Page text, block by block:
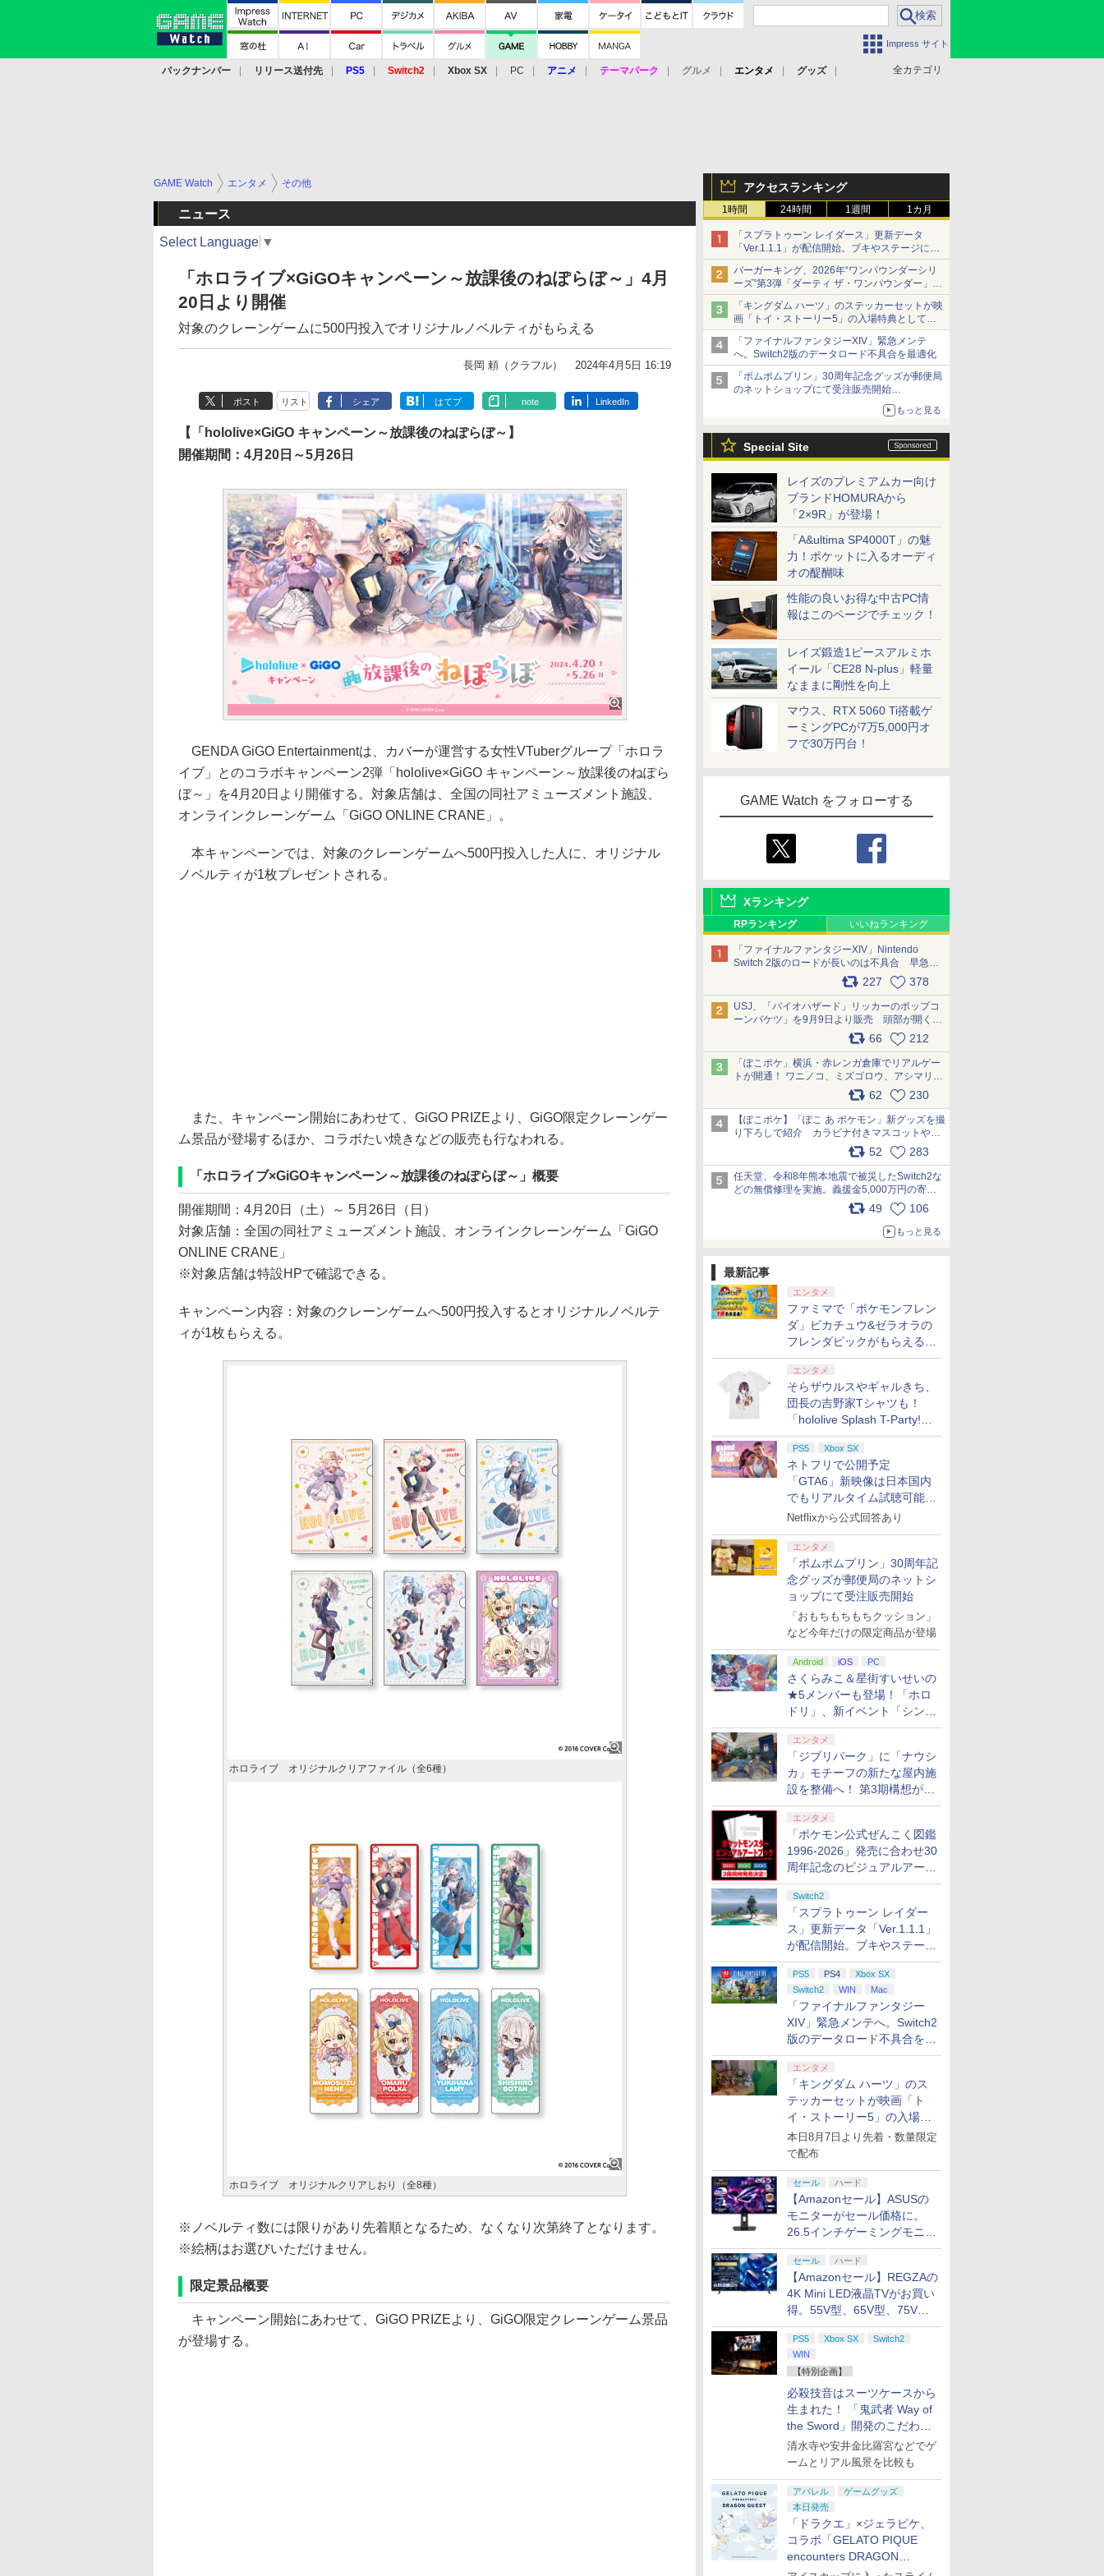
Impress サイト
全カテゴリ
バックナンバー リリース送付先 PS5 Switch2 Xbox SX PC アニメ テーマパーク グルメ エンタメ
グッズ
アクセスランキング
1時間 24時間 1週間 1カ月
「スプラトゥーン レイダース」更新データ
「Ver.1.1.1」が配信開始。ブキやステージに関
する不具合を修正
バーガーキング、2026年“ワンパウンダーシリ
ーズ”第3弾「ダーティ ザ・ワンパウンダー」を
8月7日発売
「特製ガーリックマヨソース」を使用した超大
型チーズバーガー
「キングダム ハーツ」のステッカーセットが映
画「トイ・ストーリー5」の入場特典として配
布決定！
本日8月7日より先着・数量限定で配布
「ファイナルファンタジーXIV」緊急メンテ
へ。Switch2版のデータロード不具合を最適化
「ポムポムプリン」30周年記念グッズが郵便局
のネットショップにて受注販売開始
「おもちもちもちクッション」など今年だけの
もっと見る
Special Site
レイズのプレミアムカー向け
ブランドHOMURAから
「2×9R」が登場！
「A&ultima SP4000T」の魅
力！ポケットに入るオーディ
オの醍醐味
性能の良いお得な中古PC情
報はこのページでチェック！
レイズ鍛造1ピースアルミホ
イール「CE28 N-plus」軽量
なままに剛性を向上
マウス、RTX 5060 Ti搭載ゲ
ーミングPCが7万5,000円オ
フで30万円台！
GAME Watch をフォローする
Xランキング
RPランキング いいねランキング
「ファイナルファンタジーXIV」Nintendo
Switch 2版のロードが長いのは不具合 早急に
アップデートできるよう対応中227 378
USJ、「バイオハザード」リッカーのポップコ
ーンバケツ」を9月9日より販売 頭部が開く仕
組み。味は恐怖を堪のう「味噌フレーバー」
66 212
「ぽこポケ」横浜・赤レンガ倉庫でリアルゲー
トが開通！ ワニノコ、ミズゴロウ、アシマリ登
場シーンをレポート pic.x.com/LDgEByVl6D
62 230
【ぽこポケ】「ぽこ あ ポケモン」新グッズを撮
り下ろしで紹介 カラビナ付きマスコットやス
52 283
任天堂、令和8年熊本地震で被災したSwitch2な
どの無償修理を実施。義援金5,000万円の寄付
も発表 pic.x.com/BAYsMfUfUC
49 106
もっと見る
最新記事
エンタメ
ファミマで「ポケモンフレン
ダ」ピカチュウ&ゼラオラの
フレンダピックがもらえるキ
ャンペーン開催！
エンタメ
そらザウルスやギャルきち、
団長の吉野家Tシャツも！
「hololive Splash T-Party!」
全Tシャツラインナップ公開
＆オンライン販売開始
PS5 Xbox SX
ネトフリで公開予定
「GTA6」新映像は日本国内
でもリアルタイム試聴可能。
しかも日本語字幕付き
Netflixから公式回答あり
エンタメ
「ポムポムプリン」30周年記
念グッズが郵便局のネットシ
ョップにて受注販売開始
「おもちもちもちクッション」
など今年だけの限定商品が登場
Android iOS PC
さくらみこ＆星街すいせいの
★5メンバーも登場！「ホロ
ドリ」、新イベント「シンク
ロする夏のスパークル」がス
タート
エンタメ
「ジブリパーク」に「ナウシ
カ」モチーフの新たな屋内施
設を整備へ！ 第3期構想が公
開
エンタメ
「ポケモン公式ぜんこく図鑑
1996-2026」発売に合わせ30
周年記念のビジュアルアート
ブック3冊同時発売が決定
Switch2
「スプラトゥーン レイダー
ス」更新データ「Ver.1.1.1」
が配信開始。ブキやステージ
に関する不具合を修正
PS5 PS4
Xbox SX
Switch2
WIN Mac
「ファイナルファンタジー
XIV」緊急メンテへ。Switch2
版のデータロード不具合を最
適化
エンタメ
「キングダム ハーツ」のス
テッカーセットが映画「ト
イ・ストーリー5」の入場特
典として配布決定！
本日8月7日より先着・数量限定
で配布
セール ハード
【Amazonセール】ASUSの
モニターがセール価格に。
26.5インチゲーミングモニタ
ー「ROG Strix OLED
XG27ACDMS」限定モデルも
お買い得
セール ハード
【Amazonセール】REGZAの
4K Mini LED液晶TVがお買い
得。55V型、65V型、75V型
の2026年モデルがラインナ
ップ
PS5 Xbox SX
Switch2
WIN
【特別企画】
必殺技音はスーツケースから
生まれた！ 「鬼武者 Way of
the Sword」開発のこだわり
を目撃！
清水寺や安井金比羅宮などでゲ
ームとリアル風景を比較も
アパレル
ゲームグッズ
本日発売
「ドラクエ」×ジェラピケ、
コラボ「GELATO PIQUE
encounters DRAGON
QUEST」第2弾が本日発売
GAME Watch エンタメ その他
ニュース
Select Language ▼
「ホロライブ×GiGOキャンペーン～放課後のねぽらぼ～」4月
20日より開催
対象のクレーンゲームに500円投入でオリジナルノベルティがもらえる
長岡 頼（クラフル） 2024年4月5日 16:19
ポスト リスト シェア はてブ note LinkedIn
【「hololive×GiGO キャンペーン～放課後のねぽらぼ～】
開催期間：4月20日～5月26日
GENDA GiGO Entertainmentは、カバーが運営する女性VTuberグループ「ホロラ
イブ」とのコラボキャンペーン2弾「hololive×GiGO キャンペーン～放課後のねぽら
ぼ～」を4月20日より開催する。対象店舗は、全国の同社アミューズメント施設、
オンラインクレーンゲーム「GiGO ONLINE CRANE」。
本キャンペーンでは、対象のクレーンゲームへ500円投入した人に、オリジナル
ノベルティが1枚プレゼントされる。
また、キャンペーン開始にあわせて、GiGO PRIZEより、GiGO限定クレーンゲー
ム景品が登場するほか、コラボたい焼きなどの販売も行なわれる。
「ホロライブ×GiGOキャンペーン～放課後のねぽらぼ～」概要
開催期間：4月20日（土）～ 5月26日（日）
対象店舗：全国の同社アミューズメント施設、オンラインクレーンゲーム「GiGO
ONLINE CRANE」
※対象店舗は特設HPで確認できる。
キャンペーン内容：対象のクレーンゲームへ500円投入するとオリジナルノベルテ
ィが1枚もらえる。
ホロライブ オリジナルクリアファイル（全6種）
ホロライブ オリジナルクリアしおり（全8種）
※ノベルティ数には限りがあり先着順となるため、なくなり次第終了となります。
※絵柄はお選びいただけません。
限定景品概要
キャンペーン開始にあわせて、GiGO PRIZEより、GiGO限定クレーンゲーム景品
が登場する。